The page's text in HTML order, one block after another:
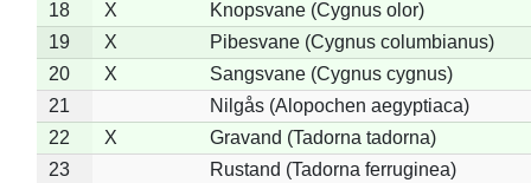
18
X
Knopsvane (Cygnus olor)
19
X
Pibesvane (Cygnus columbianus)
20
X
Sangsvane (Cygnus cygnus)
21
Nilgås (Alopochen aegyptiaca)
22
X
Gravand (Tadorna tadorna)
23
Rustand (Tadorna ferruginea)